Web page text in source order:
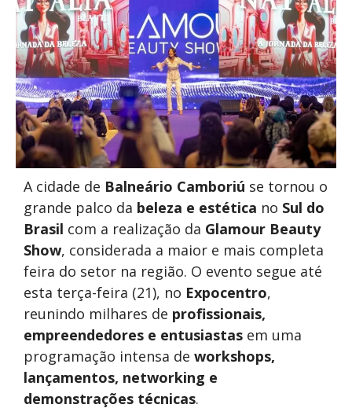
A cidade de Balneário Camboriú se tornou o
grande palco da beleza e estética no Sul do
Brasil com a realização da Glamour Beauty
Show, considerada a maior e mais completa
feira do setor na região. O evento segue até
esta terça-feira (21), no Expocentro,
reunindo milhares de profissionais,
empreendedores e entusiastas em uma
programação intensa de workshops,
lançamentos, networking e
demonstrações técnicas.